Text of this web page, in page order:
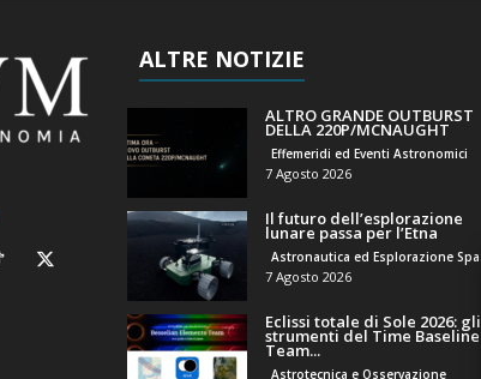
ALTRE NOTIZIE
ALTRO GRANDE OUTBURST
DELLA 220P/MCNAUGHT
Effemeridi ed Eventi Astronomici
7 Agosto 2026
Il futuro dell’esplorazione
lunare passa per l’Etna
7 Agosto 2026
Eclissi totale di Sole 2026: gli
strumenti del Time Baseline
Team...
Astrotecnica e Osservazione